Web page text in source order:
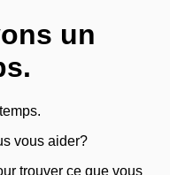
un
vous aider?
trouver ce que vous